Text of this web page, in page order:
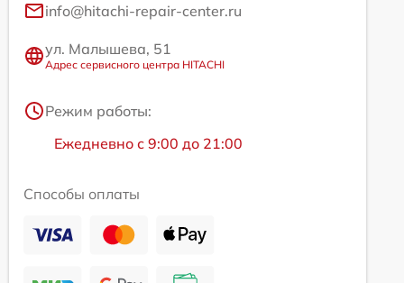
info@hitachi-repair-center.ru
ул. Малышева, 51
Адрес сервисного центра HITACHI
Режим работы:
Ежедневно с 9:00 до 21:00
Способы оплаты